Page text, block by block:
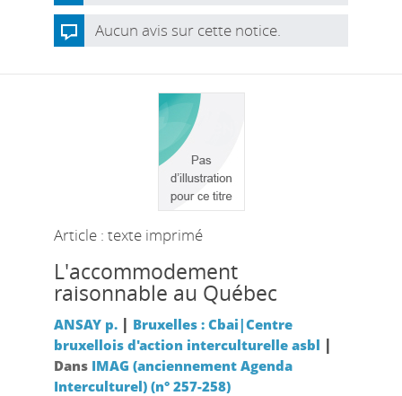
Aucun avis sur cette notice.
Article : texte imprimé
L'accommodement
raisonnable au Québec
ANSAY p. | Bruxelles : Cbai|Centre
bruxellois d'action interculturelle asbl |
Dans IMAG (anciennement Agenda
Interculturel) (n° 257-258)